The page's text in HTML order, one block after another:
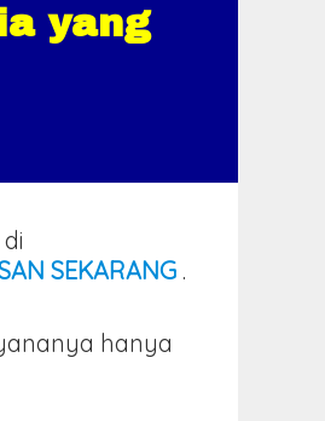
yang
SEKARANG.
hanya